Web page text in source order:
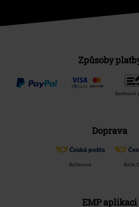
Způsoby
Bankovní
Doprava
Balíkovna Balík
EMP aplikaci